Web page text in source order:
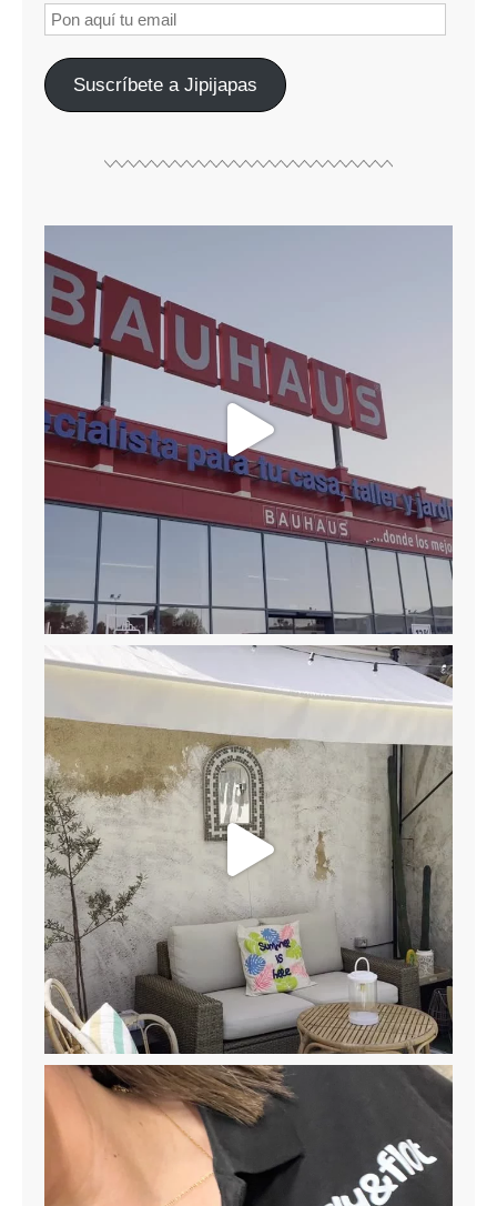
Suscríbete a Jipijapas